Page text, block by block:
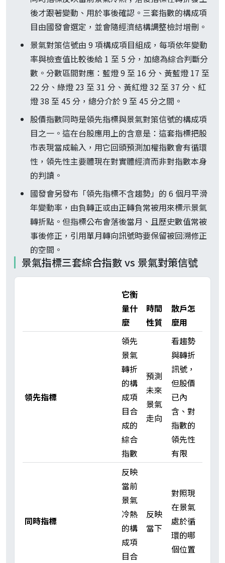
後才跟著變動、用於事後確認。三套指數的構成項
目由國發會選定，並會隨經濟結構調整檢討增刪。
景氣對策信號由 9 項構成項目組成，每項依年變動
率與檢查值比較後給 1 至 5 分，加總為綜合判斷分
數。分數區間對應：藍燈 9 至 16 分、黃藍燈 17 至
22 分、綠燈 23 至 31 分、黃紅燈 32 至 37 分、紅
燈 38 至 45 分，總分介於 9 至 45 分之間。
股價指數同時是領先指標與景氣對策信號的構成項
目之一。這在台股應用上的含意是：這套指標把股
市表現當成輸入，用它回頭預測加權指數會有循環
性，領先性主要體現在對實體經濟而非對指數本身
的判讀。
國發會另發布「領先指標不含趨勢」的 6 個月平滑
年變動率，由負轉正或由正轉負常被用來標示景氣
轉折點。但指標公布會落後當月、且歷史數值常被
事後修正，引用單月轉向訊號時要保留被回溯修正
的空間。
景氣指標三套綜合指數 vs 景氣對策信號
它衡
量什
麼
時間
性質
散戶怎
麼用
領先指標
領先
景氣
轉折
的構
成項
目合
成的
綜合
指數
預測
未來
景氣
走向
看趨勢
與轉折
訊號，
但股價
已內
含、對
指數的
領先性
有限
同時指標
反映
當前
景氣
冷熱
的構
成項
目合
反映
當下
對照現
在景氣
處於循
環的哪
個位置